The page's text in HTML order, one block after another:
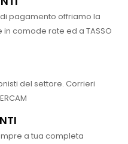
pagamento offriamo la
comode rate ed a TASSO
del settore. Corrieri
a tua completa